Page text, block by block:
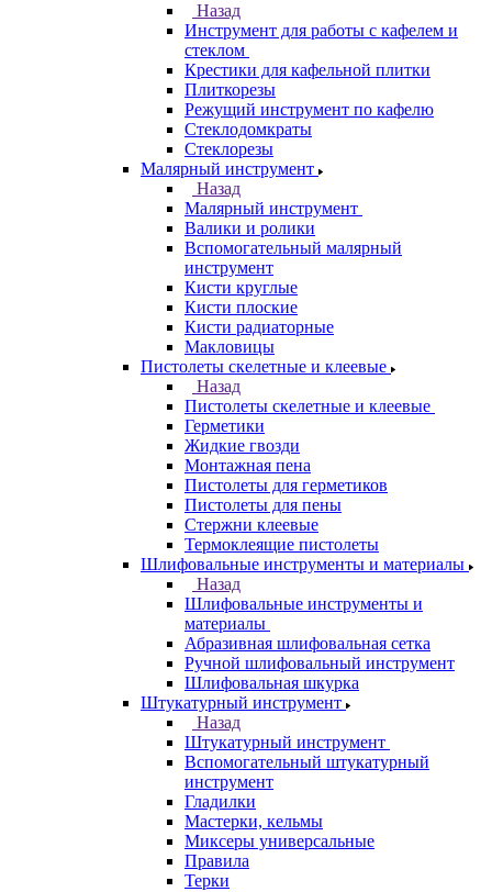
Назад
Инструмент для работы с кафелем и
стеклом
Крестики для кафельной плитки
Плиткорезы
Режущий инструмент по кафелю
Стеклодомкраты
Стеклорезы
Малярный инструмент
Назад
Малярный инструмент
Валики и ролики
Вспомогательный малярный
инструмент
Кисти круглые
Кисти плоские
Кисти радиаторные
Макловицы
Пистолеты скелетные и клеевые
Назад
Пистолеты скелетные и клеевые
Герметики
Жидкие гвозди
Монтажная пена
Пистолеты для герметиков
Пистолеты для пены
Стержни клеевые
Термоклеящие пистолеты
Шлифовальные инструменты и материалы
Назад
Шлифовальные инструменты и
материалы
Абразивная шлифовальная сетка
Ручной шлифовальный инструмент
Шлифовальная шкурка
Штукатурный инструмент
Назад
Штукатурный инструмент
Вспомогательный штукатурный
инструмент
Гладилки
Мастерки, кельмы
Миксеры универсальные
Правила
Терки